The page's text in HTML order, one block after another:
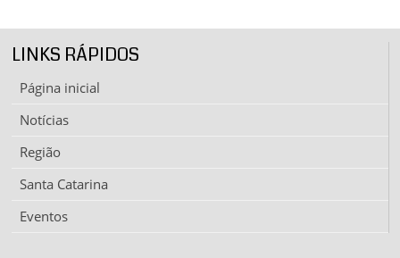
LINKS RÁPIDOS
Página inicial
Notícias
Região
Santa Catarina
Eventos